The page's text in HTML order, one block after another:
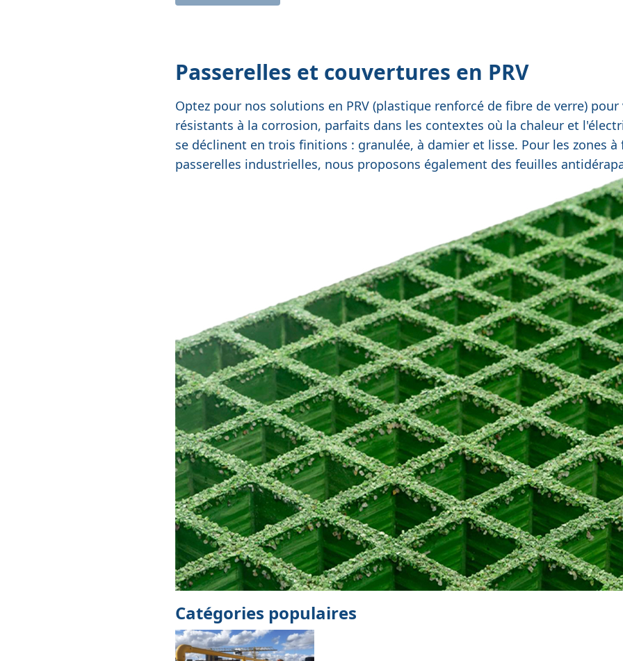
Passerelles et couvertures en PRV
Optez pour nos solutions en PRV (plastique renforcé de fibre de verre)
résistants à la corrosion, parfaits dans les contextes où la chaleur et
se déclinent en trois finitions : granulée, à damier et lisse. Pour les zones
passerelles industrielles, nous proposons également des feuilles
Catégories populaires